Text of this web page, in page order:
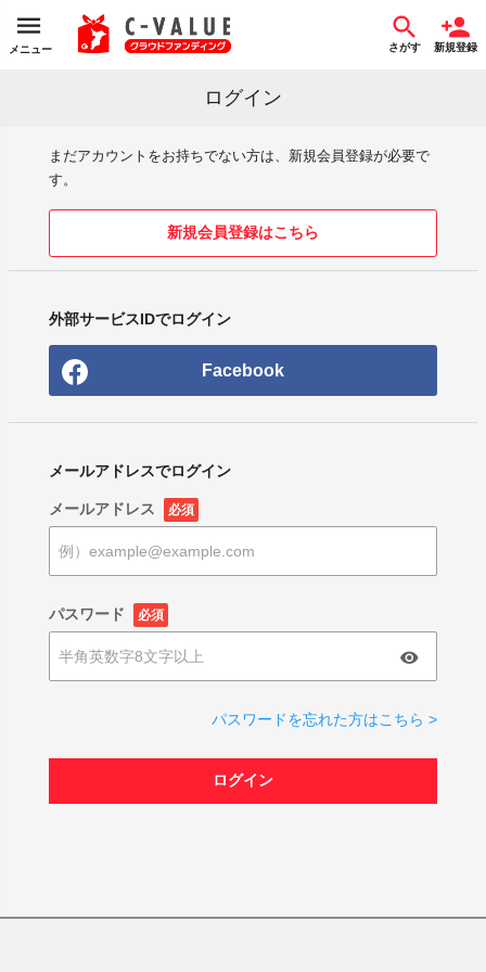
メニュー さがす 新規登録
ログイン
まだアカウントをお持ちでない方は、新規会員登録が必要で
す。
新規会員登録はこちら
外部サービスIDでログイン
Facebook
メールアドレスでログイン
メールアドレス 必須
パスワード 必須
パスワードを忘れた方はこちら >
ログイン